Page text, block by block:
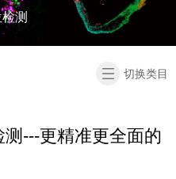
测
切换类目
---更精准更全面的